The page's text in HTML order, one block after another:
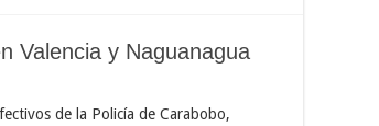
Valencia y Naguanagua
de la Policía de Carabobo,